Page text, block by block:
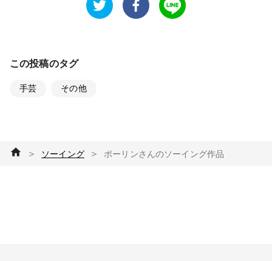
この投稿のタグ
手芸 その他
＞ ソーイング ＞ ポーリンさんのソーイング作品